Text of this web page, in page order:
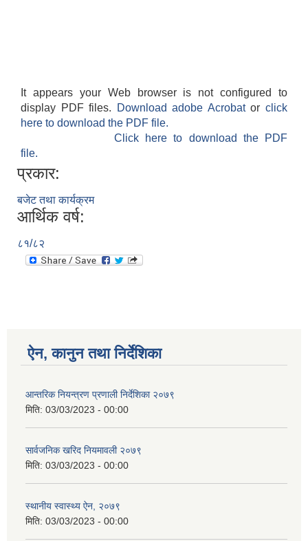
It appears your Web browser is not configured to
display PDF files.
Download adobe Acrobatorclick
here to download the PDF file.
Click here to download the PDF
file.
प्रकार:
बजेट तथा कार्यक्रम
आर्थिक वर्ष:
८१/८२
ऐन, कानुन तथा निर्देशिका
आन्तरिक नियन्त्रण प्रणाली निर्देशिका २०७९
मिति: 03/03/2023 - 00:00
सार्वजनिक खरिद नियमावली २०७९
मिति: 03/03/2023 - 00:00
स्थानीय स्वास्थ्य ऐन, २०७९
मिति: 03/03/2023 - 00:00